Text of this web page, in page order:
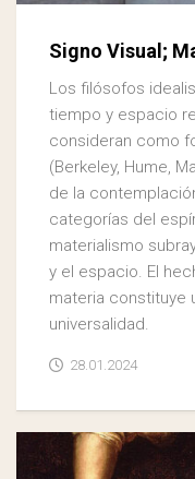
Signo Visual;
Los filósofos
tiempo y espacio
consideran como
(Berkeley, Hume,
de la
categorías del
materialismo
y el espacio. El
materia constituye
universalidad.
28.01.2024